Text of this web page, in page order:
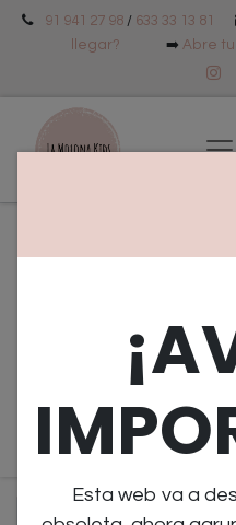
91 941 27 98 / 633 33 13 81
llegar?
➡️ Abre
Edad
Próximos Eventos
Extraescolar
Esta web va a